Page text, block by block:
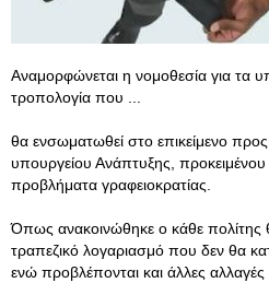
Αναμορφώνεται η νομοθεσία για τα
τροπολογία που ...
θα ενσωματωθεί στο επικείμενο
υπουργείου Ανάπτυξης,
προβλήματα γραφειοκρατίας.
Όπως ανακοινώθηκε ο κάθε πολίτης
τραπεζικό λογαριασμό που δεν θα
ενώ προβλέπονται και άλλες αλλαγές